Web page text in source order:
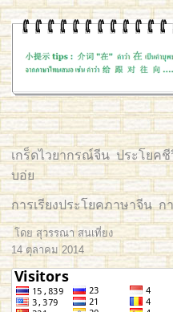
เกร็ดไวยากรณ์จีน ประโยค
บอ่ย
การเรียงประโยคภาษาจีน ก
โดย สุวรรณา สนเที่ยง
14 ตุลาคม 2014